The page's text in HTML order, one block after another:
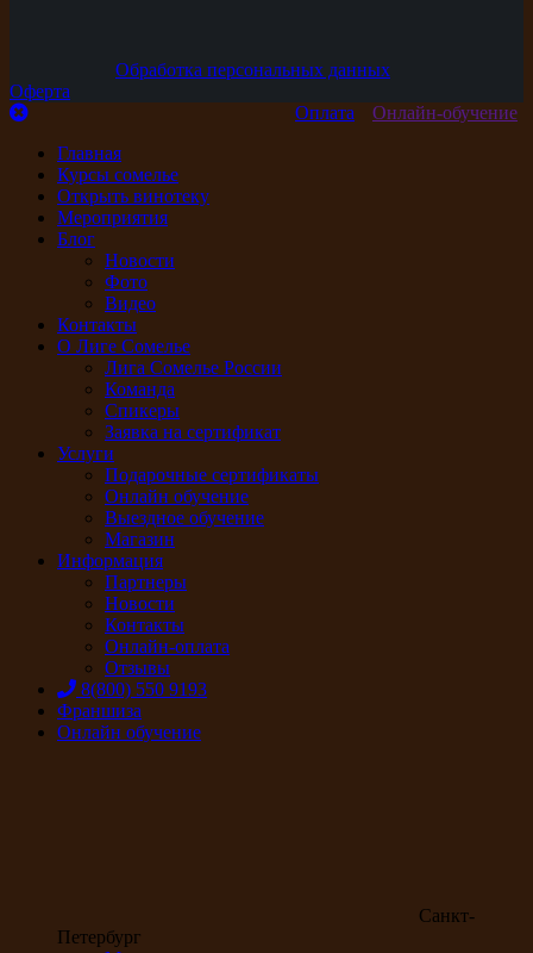
Обработка персональных данных
Оферта
Онлайн-обучение
Оплата
Главная
Курсы сомелье
Открыть винотеку
Мероприятия
Блог
Новости
Фото
Видео
Контакты
О Лиге Сомелье
Лига Сомелье России
Команда
Спикеры
Заявка на сертификат
Услуги
Подарочные сертификаты
Онлайн обучение
Выездное обучение
Магазин
Информация
Партнеры
Новости
Контакты
Онлайн-оплата
Отзывы
8(800) 550 9193
Франшиза
Онлайн обучение
Санкт-
Петербург